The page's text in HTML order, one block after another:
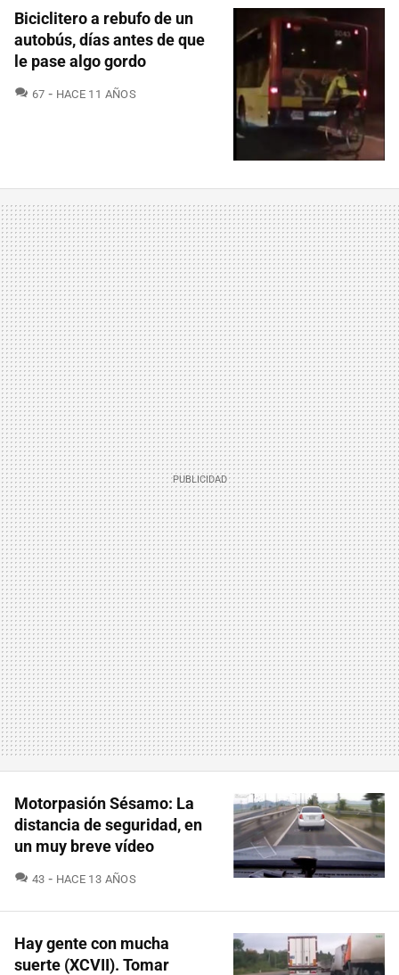
Biciclitero a rebufo de un
autobús, días antes de que
le pase algo gordo
67 COMENTARIOS
HACE 11 AÑOS
Motorpasión Sésamo: La
distancia de seguridad, en
un muy breve vídeo
43 COMENTARIOS
HACE 13 AÑOS
Hay gente con mucha
suerte (XCVII). Tomar